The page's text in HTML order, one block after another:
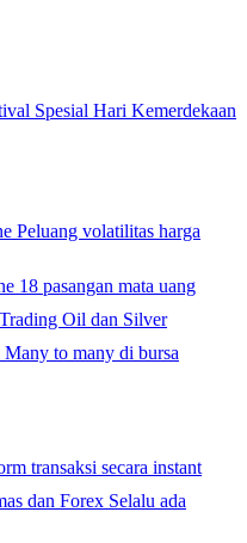
Spesial Hari Kemerdekaan
Peluang volatilitas harga
18 pasangan mata uang
Trading Oil dan Silver
Many to many di bursa
transaksi secara instant
dan Forex Selalu ada